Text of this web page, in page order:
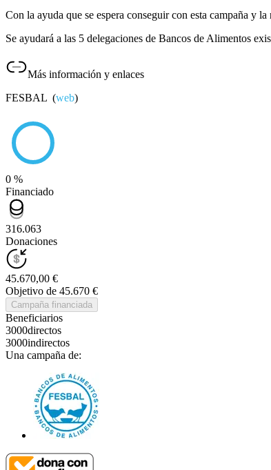
Con la ayuda que se espera conseguir con esta campaña y
Se ayudará a las 5 delegaciones de Bancos de Alimentos
Más información y enlaces
FESBAL (web)
0 %
Financiado
316.063
Donaciones
45.670,00 €
Objetivo de 45.670 €
Campaña financiada
Beneficiarios
3000directos
3000indirectos
Una campaña de: